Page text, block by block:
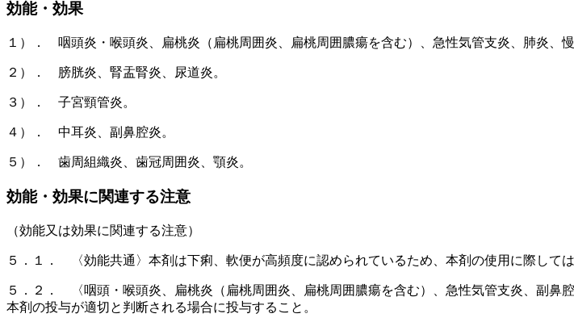
効能・効果
１）． 咽頭炎・喉頭炎、扁桃炎（扁桃周囲炎、扁桃周囲膿瘍を含む）、急性気管支炎、肺炎、慢
２）． 膀胱炎、腎盂腎炎、尿道炎。
３）． 子宮頸管炎。
４）． 中耳炎、副鼻腔炎。
５）． 歯周組織炎、歯冠周囲炎、顎炎。
効能・効果に関連する注意
（効能又は効果に関連する注意）
５．１． 〈効能共通〉本剤は下痢、軟便が高頻度に認められているため、本剤の使用に際して
５．２． 〈咽頭・喉頭炎、扁桃炎（扁桃周囲炎、扁桃周囲膿瘍を含む）、急性気管支炎、副鼻
本剤の投与が適切と判断される場合に投与すること。